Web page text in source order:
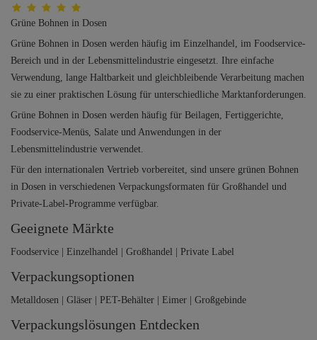
Grüne Bohnen in Dosen
Grüne Bohnen in Dosen werden häufig im Einzelhandel, im Foodservice-
Bereich und in der Lebensmittelindustrie eingesetzt. Ihre einfache
Verwendung, lange Haltbarkeit und gleichbleibende Verarbeitung machen
sie zu einer praktischen Lösung für unterschiedliche Marktanforderungen.
Grüne Bohnen in Dosen werden häufig für Beilagen, Fertiggerichte,
Foodservice-Menüs, Salate und Anwendungen in der
Lebensmittelindustrie verwendet.
Für den internationalen Vertrieb vorbereitet, sind unsere grünen Bohnen
in Dosen in verschiedenen Verpackungsformaten für Großhandel und
Private-Label-Programme verfügbar.
Geeignete Märkte
Foodservice | Einzelhandel | Großhandel | Private Label
Verpackungsoptionen
Metalldosen | Gläser | PET-Behälter | Eimer | Großgebinde
Verpackungslösungen Entdecken